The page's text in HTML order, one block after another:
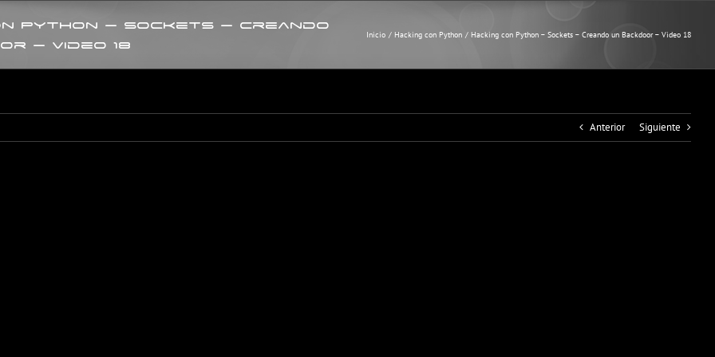
Python – Sockets – Creando
– Video 18
Inicio Hacking con Python Hacking con Python – Sockets – Creando un Backdoor – Video 18
Anterior Siguiente